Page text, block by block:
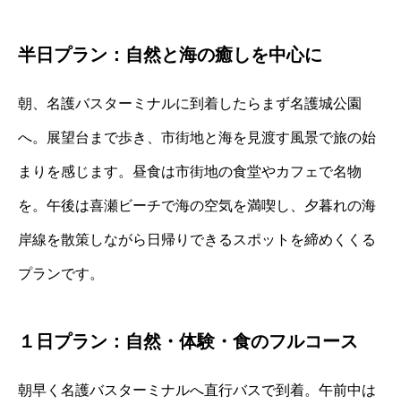
半日プラン：自然と海の癒しを中心に
朝、名護バスターミナルに到着したらまず名護城公園
へ。展望台まで歩き、市街地と海を見渡す風景で旅の始
まりを感じます。昼食は市街地の食堂やカフェで名物
を。午後は喜瀬ビーチで海の空気を満喫し、夕暮れの海
岸線を散策しながら日帰りできるスポットを締めくくる
プランです。
１日プラン：自然・体験・食のフルコース
朝早く名護バスターミナルへ直行バスで到着。午前中は